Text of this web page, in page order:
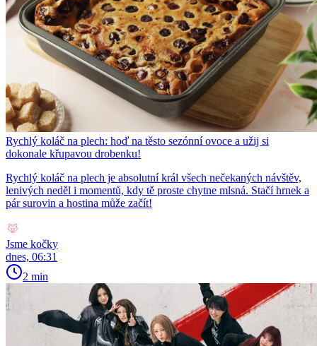
Rychlý koláč na plech: hoď na těsto sezónní ovoce a užij si
dokonale křupavou drobenku!
Rychlý koláč na plech je absolutní král všech nečekaných návštěv,
lenivých neděl i momentů, kdy tě proste chytne mlsná. Stačí hrnek a
pár surovin a hostina může začít!
Jsme kočky
dnes, 06:31
2 min